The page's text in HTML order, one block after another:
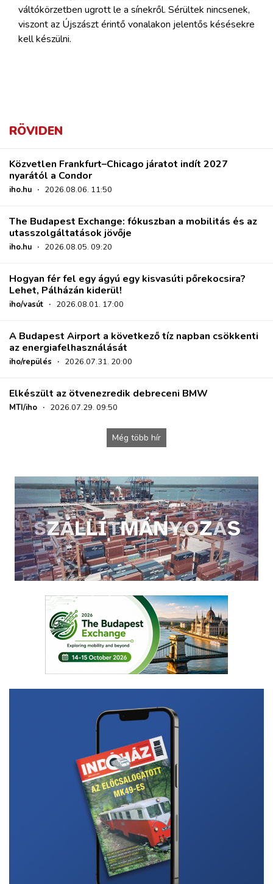
váltókörzetben ugrott le a sínekről. Sérültek nincsenek,
viszont az Újszászt érintő vonalakon jelentős késésekre
kell készülni.
RÖVIDEN
Közvetlen Frankfurt–Chicago járatot indít 2027
nyarától a Condor
iho.hu · 2026.08.06. 11:50
The Budapest Exchange: fókuszban a mobilitás és az
utasszolgáltatások jövője
iho.hu · 2026.08.05. 09:20
Hogyan fér fel egy ágyú egy kisvasúti pőrekocsira?
Lehet, Pálházán kiderül!
iho/vasút · 2026.08.01. 17:00
A Budapest Airport a következő tíz napban csökkenti
az energiafelhasználását
iho/repülés · 2026.07.31. 20:00
Elkészült az ötvenezredik debreceni BMW
MTI/iho · 2026.07.29. 09:50
Még több hír